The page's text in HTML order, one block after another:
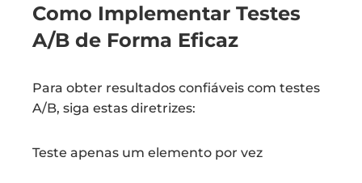
Como Implementar Testes
A/B de Forma Eficaz
Para obter resultados confiáveis com testes
A/B, siga estas diretrizes:
Teste apenas um elemento por vez